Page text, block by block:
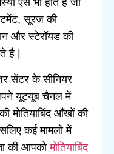
ऐसे भी होते है जो
सूरज की
और स्टेरॉयड की
है |
सेंटर के सीनियर
यूट्यूब चैनल में
मोतियाबिंद आँखों की
कई मामलो में
की आपकोमोतियाबिंद